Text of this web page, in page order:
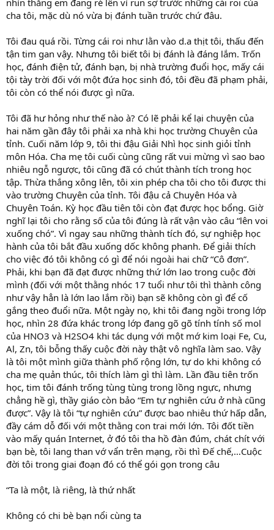
nhìn thằng em đang ré lên vì run sợ trước những cái roi của
cha tôi, mặc dù nó vừa bị đánh tuần trước chứ đâu.
Tôi đau quá rồi. Từng cái roi như lằn vào d.a thịt tôi, thấu đến
tận tim gan vậy. Nhưng tôi biết tôi bị đánh là đáng lắm. Trốn
học, đánh điện tử, đánh bạn, bị nhà trường đuổi học, mấy cái
tội tày trời đối với một đứa học sinh đó, tôi đều đã phạm phải,
tôi còn có thể nói được gì nữa.
Tôi đã hư hỏng như thế nào à? Có lẽ phải kể lại chuyện của
hai năm gần đây tôi phải xa nhà khi học trường Chuyên của
tỉnh. Cuối năm lớp 9, tôi thi đậu Giải Nhì học sinh giỏi tỉnh
môn Hóa. Cha mẹ tôi cuối cùng cũng rất vui mừng vì sao bao
nhiêu ngỗ ngược, tôi cũng đã có chút thành tích trong học
tập. Thừa thắng xông lên, tôi xin phép cha tôi cho tôi được thi
vào trường Chuyên của tỉnh. Tôi đậu cả Chuyên Hóa và
Chuyên Toán. Kỳ học đầu tiên tôi còn đạt được học bổng. Giờ
nghĩ lại tôi cho rằng số của tôi đúng là rất vận vào câu “lên voi
xuống chó”. Vì ngay sau những thành tích đó, sự nghiệp học
hành của tôi bắt đầu xuống dốc không phanh. Để giải thích
cho việc đó tôi không có gì để nói ngoài hai chữ “Cô đơn”.
Phải, khi bạn đã đạt được những thứ lớn lao trong cuộc đời
mình (đối với một thằng nhóc 17 tuổi như tôi thì thành công
như vậy hẳn là lớn lao lắm rồi) bạn sẽ không còn gì để cố
gắng theo đuổi nữa. Một ngày nọ, khi tôi đang ngồi trong lớp
học, nhìn 28 đứa khác trong lớp đang gõ gõ tính tính số mol
của HNO3 và H2SO4 khi tác dụng với một mớ kim loại Fe, Cu,
Al, Zn, tôi bỗng thấy cuộc đời này thật vô nghĩa làm sao. Vậy
là tôi một mình giữa thành phố rộng lớn, tự do khi không có
cha mẹ quản thúc, tôi thích làm gì thì làm. Lần đầu tiên trốn
học, tim tôi đánh trống tùng tùng trong lồng ngực, nhưng
chẳng hề gì, thầy giáo còn bảo “Em tự nghiên cứu ở nhà cũng
được”. Vậy là tôi “tự nghiên cứu” được bao nhiêu thứ hấp dẫn,
đầy cám dỗ đối với một thằng con trai mới lớn. Tôi đốt tiền
vào mấy quán Internet, ở đó tôi tha hồ đàn đúm, chát chít với
bạn bè, tôi lang than vớ vẩn trên mạng, rồi thì Đế chế,…Cuộc
đời tôi trong giai đoạn đó có thể gói gọn trong câu
“Ta là một, là riêng, là thứ nhất
Không có chi bè bạn nổi cùng ta